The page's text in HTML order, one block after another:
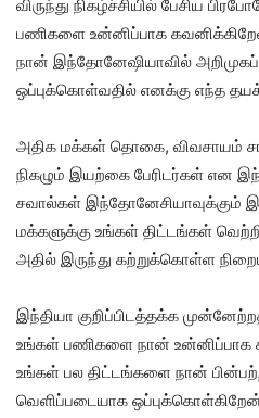
விருந்து நிகழ்ச்சியில் பேசிய
பணிகளை உன்னிப்பாக
நான் இந்தோனேஷியாவில்
ஒப்புக்கொள்வதில் எனக்கு எந்த
அதிக மக்கள் தொகை, விவசாயம்
நிகழும் இயற்கை பேரிடர்கள் என
சவால்கள் இந்தோனேசியாவுக்கும்
மக்களுக்கு உங்கள் திட்டங்கள்
அதில் இருந்து கற்றுக்கொள்ள
இந்தியா குறிப்பிடத்தக்க
உங்கள் பணிகளை நான் உன்னிப்பாக
உங்கள் பல திட்டங்களை நான்
வெளிப்படையாக